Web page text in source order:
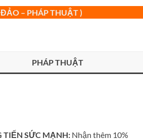
– PHÁP THUẬT )
PHÁP THUẬT
TIẾN SỨC MẠNH: Nhận thêm 10%